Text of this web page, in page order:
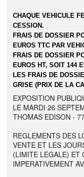
CHAQUE VEHICULE
CESSION.
FRAIS DE DOSSIER
EUROS TTC PAR
FRAIS DE DOSSIER
EUROS HT, SOIT 144
LES FRAIS DE
GRISE (PRIX DE LA
EXPOSITION
LE MARDI 26
THOMAS EDISON -
REGLEMENTS DES
VENTE ET LES
(LIMITE LEGALE) ET
IMPERATIVEMENT